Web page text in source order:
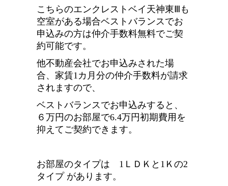
こちらのエンクレストベイ天神東Ⅲも
空室がある場合ベストバランスでお
申込みの方は仲介手数料無料でご契
約可能です。
他不動産会社でお申込みされた場
合、家賃1カ月分の仲介手数料が請求
されますので、
ベストバランスでお申込みすると、
６万円のお部屋で6.4万円初期費用を
抑えてご契約できます。
お部屋のタイプは 1ＬＤＫと1Ｋの2
タイプ があります。